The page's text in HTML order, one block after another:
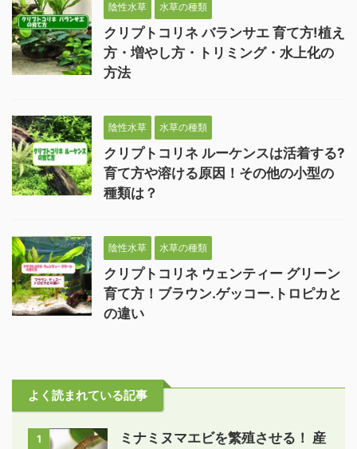
陰性水草 水草の種類
クリプトコリネ バランサエ 育て方!植え
方・増やし方・トリミング・水上化の
方法
陰性水草 水草の種類
クリプトコリネ ルーケンスは活着する?
育て方や溶ける原因！その他の小型の
種類は？
陰性水草 水草の種類
クリプトコリネ ウェンティー グリーン
育て方！ブラウン.ゲッコー.トロピカと
の違い
よく読まれている記事
1
ミナミヌマエビを繁殖させる！ 産